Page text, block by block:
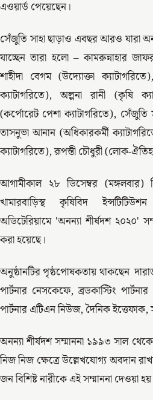
এওয়ার্ড পেয়েছেন।
সেঁজুতি সাহা ছাড়াও এবছর আরও যারা
যাচ্ছেন তারা হলো – কামরুন্নাহার
শাহীদা বেগম (উদ্যোক্তা
ক্যাটাগরিতে), অল্পনা রানী (কৃষি
(কর্পোরেট পেশা ক্যাটাগরিতে), সেঁজুতি
তাসনুভা আনান (অধিকারকর্মী
ক্যাটাগরিতে), রূপন্তী চৌধুরী (লোক-
আগামীকাল ২৮ ডিসেম্বর
খামারবাড়িস্থ কৃষিবিদ
অডিটেরিয়ামে 'অনন্যা শীর্ষদশ ২০২০'
করা হয়েছে।
অনুষ্ঠানটির পৃষ্ঠপোষকতায় থাকছেন
পার্টনার নেসকেফে, ব্রডকাস্টিং
পার্টনার এটিএন নিউজ, দৈনিক ইত্তেফাক,
অনন্যা শীর্ষদশ সম্মাননা ১৯৯৩ সাল
নিজ নিজ ক্ষেত্রে উল্লেখযোগ্য অবদান
জন বিশিষ্ট নারীকে এই সম্মাননা দেওয়া